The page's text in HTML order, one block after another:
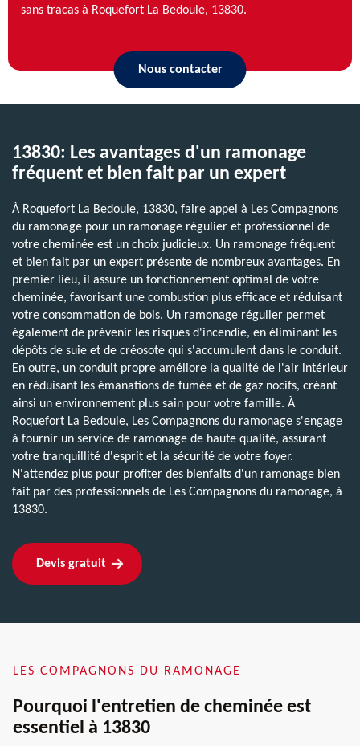
sans tracas à Roquefort La Bedoule, 13830.
Nous contacter
13830: Les avantages d'un ramonage
fréquent et bien fait par un expert
À Roquefort La Bedoule, 13830, faire appel à Les Compagnons
du ramonage pour un ramonage régulier et professionnel de
votre cheminée est un choix judicieux. Un ramonage fréquent
et bien fait par un expert présente de nombreux avantages. En
premier lieu, il assure un fonctionnement optimal de votre
cheminée, favorisant une combustion plus efficace et réduisant
votre consommation de bois. Un ramonage régulier permet
également de prévenir les risques d'incendie, en éliminant les
dépôts de suie et de créosote qui s'accumulent dans le conduit.
En outre, un conduit propre améliore la qualité de l'air intérieur
en réduisant les émanations de fumée et de gaz nocifs, créant
ainsi un environnement plus sain pour votre famille. À
Roquefort La Bedoule, Les Compagnons du ramonage s'engage
à fournir un service de ramonage de haute qualité, assurant
votre tranquillité d'esprit et la sécurité de votre foyer.
N'attendez plus pour profiter des bienfaits d'un ramonage bien
fait par des professionnels de Les Compagnons du ramonage, à
13830.
Devis gratuit
LES COMPAGNONS DU RAMONAGE
Pourquoi l'entretien de cheminée est
essentiel à 13830